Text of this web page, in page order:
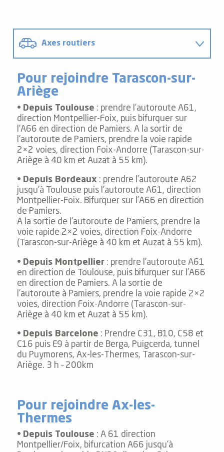
Axes routiers
électrique
Taxis et location de voitures
Covoiturage
Calculez votre empreinte carbone
Pour rejoindre Tarascon-sur-
Ariège
• Depuis Toulouse : prendre l’autoroute A61,
direction Montpellier-Foix, puis bifurquer sur
l’A66 en direction de Pamiers. A la sortir de
l’autoroute de Pamiers, prendre la voie rapide
2×2 voies, direction Foix-Andorre (Tarascon-sur-
Ariège à 40 km et Auzat à 55 km).
• Depuis Bordeaux : prendre l’autoroute A62
jusqu’à Toulouse puis l’autoroute A61, direction
Montpellier-Foix. Bifurquer sur l’A66 en direction
de Pamiers.
A la sortie de l’autoroute de Pamiers, prendre la
voie rapide 2×2 voies, direction Foix-Andorre
(Tarascon-sur-Ariège à 40 km et Auzat à 55 km).
• Depuis Montpellier : prendre l’autoroute A61
en direction de Toulouse, puis bifurquer sur l’A66
en direction de Pamiers. A la sortie de
l’autoroute à Pamiers, prendre la voie rapide 2×2
voies, direction Foix-Andorre (Tarascon-sur-
Ariège à 40 km et Auzat à 55 km).
• Depuis Barcelone : Prendre C31, B10, C58 et
C16 puis E9 à partir de Berga, Puigcerda, tunnel
du Puymorens, Ax-les-Thermes, Tarascon-sur-
Ariège. 3 h – 200km
Pour rejoindre Ax-les-
Thermes
• Depuis Toulouse : A 61 direction
Montpellier/Foix, bifurcation A66 jusqu’à